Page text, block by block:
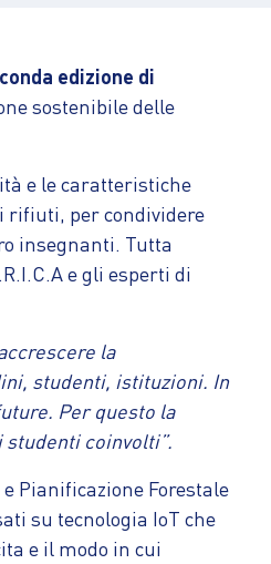
edizione di
sostenibile delle
e le caratteristiche
rifiuti, per condividere
insegnanti. Tutta
e gli esperti di
la
studenti, istituzioni. In
Per questo la
coinvolti”.
Pianificazione Forestale
su tecnologia IoT che
e il modo in cui